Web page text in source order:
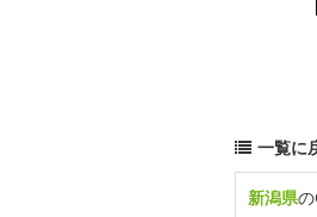
一覧に
新潟県